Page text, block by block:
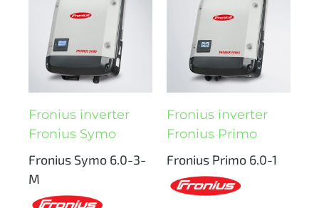
Fronius inverter
Fronius Symo
Fronius Symo 6.0-3-
M
Fronius inverter
Fronius Primo
Fronius Primo 6.0-1